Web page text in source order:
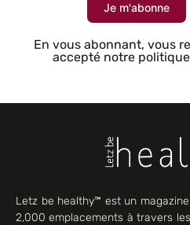
Je m'abonne
En vous abonnant, vous
accepté notre
Letz be healthy™ est un
2,000 emplacements à travers